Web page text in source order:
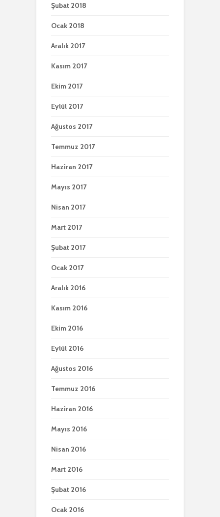
Şubat 2018
Ocak 2018
Aralık 2017
Kasım 2017
Ekim 2017
Eylül 2017
Ağustos 2017
Temmuz 2017
Haziran 2017
Mayıs 2017
Nisan 2017
Mart 2017
Şubat 2017
Ocak 2017
Aralık 2016
Kasım 2016
Ekim 2016
Eylül 2016
Ağustos 2016
Temmuz 2016
Haziran 2016
Mayıs 2016
Nisan 2016
Mart 2016
Şubat 2016
Ocak 2016